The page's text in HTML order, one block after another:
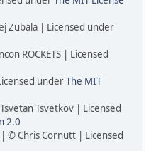
Zubala | Licensed under
ROCKETS | Licensed
underThe MIT
Tsvetkov | Licensed
2.0
| © Chris Cornutt | Licensed